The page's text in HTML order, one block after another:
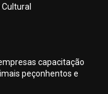
capacitação
peçonhentos e